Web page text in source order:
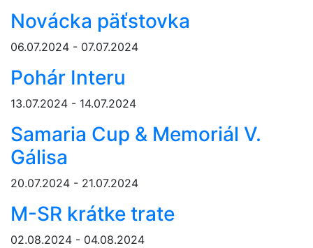
Novácka päťstovka
06.07.2024 - 07.07.2024
Pohár Interu
13.07.2024 - 14.07.2024
Samaria Cup & Memoriál V.
Gálisa
20.07.2024 - 21.07.2024
M-SR krátke trate
02.08.2024 - 04.08.2024